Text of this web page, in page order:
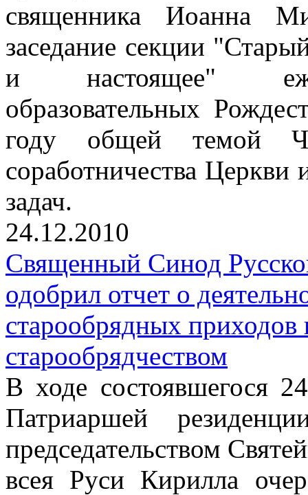
священника Иоанна
заседание секции
и настоящее"
образовательных
году общей темой
соработничества
задач.
24.12.2010
Священный Синод
одобрил отчет о
старообрядных
старообрядчеством
В ходе состоявшегося
Патриаршей
председательством
всея Руси Кирилла